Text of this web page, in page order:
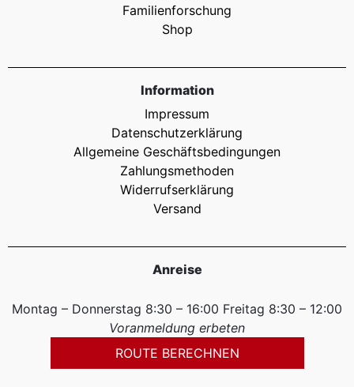
Familienforschung
Shop
Information
Impressum
Datenschutzerklärung
Allgemeine Geschäftsbedingungen
Zahlungsmethoden
Widerrufserklärung
Versand
Anreise
Montag – Donnerstag 8:30 – 16:00 Freitag 8:30 – 12:00
Voranmeldung erbeten
ROUTE BERECHNEN